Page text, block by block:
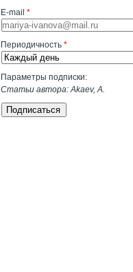
E-mail*
Периодичность*
Параметры подписки:
Статьи автора: Akaev, A.
Подписаться